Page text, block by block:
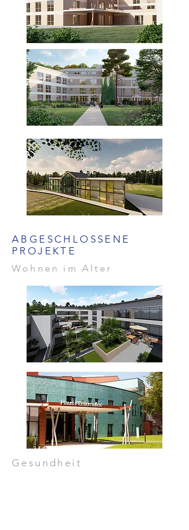
ABGESCHLOSSENE
PROJEKTE
Wohnen im Alter
Gesundheit